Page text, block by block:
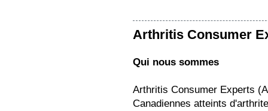
Arthritis Consumer
Qui nous sommes
Arthritis Consumer Experts
Canadiennes atteints